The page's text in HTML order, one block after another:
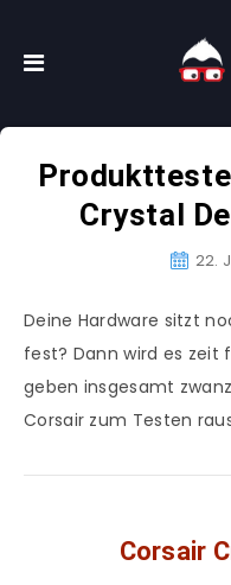
Crystal
22.
Deine Hardware sitzt
fest? Dann wird es zeit
geben insgesamt
Corsair zum Testen
Corsair